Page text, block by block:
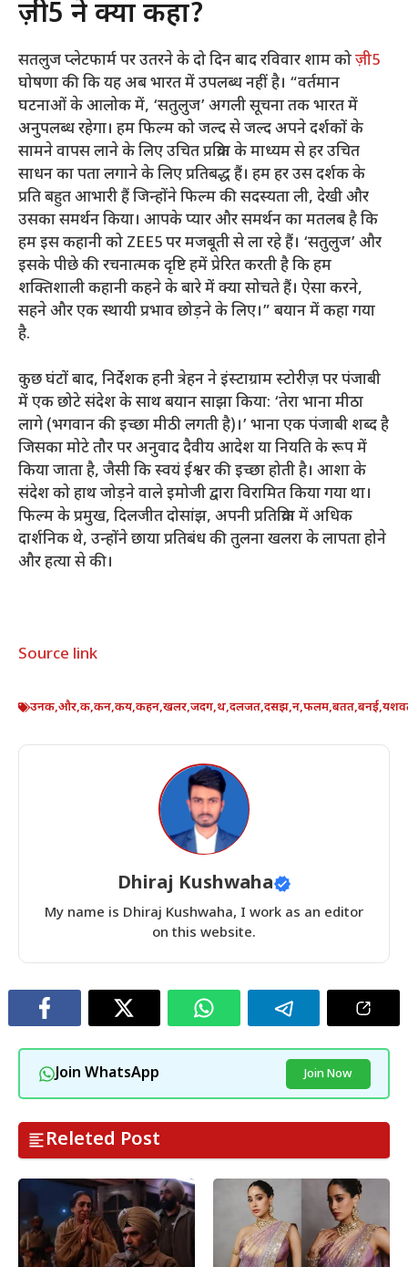
ज़ी5 ने क्या कहा?
सतलुज प्लेटफार्म पर उतरने के दो दिन बाद रविवार शाम कोज़ी5
घोषणा की कि यह अब भारत में उपलब्ध नहीं है। “वर्तमान
घटनाओं के आलोक में, ‘सतुलुज’ अगली सूचना तक भारत में
अनुपलब्ध रहेगा। हम फिल्म को जल्द से जल्द अपने दर्शकों के
सामने वापस लाने के लिए उचित प्रक्रिया के माध्यम से हर उचित
साधन का पता लगाने के लिए प्रतिबद्ध हैं। हम हर उस दर्शक के
प्रति बहुत आभारी हैं जिन्होंने फिल्म की सदस्यता ली, देखी और
उसका समर्थन किया। आपके प्यार और समर्थन का मतलब है कि
हम इस कहानी को ZEE5 पर मजबूती से ला रहे हैं। ‘सतुलुज’ और
इसके पीछे की रचनात्मक दृष्टि हमें प्रेरित करती है कि हम
शक्तिशाली कहानी कहने के बारे में क्या सोचते हैं। ऐसा करने,
सहने और एक स्थायी प्रभाव छोड़ने के लिए।” बयान में कहा गया
है.
कुछ घंटों बाद, निर्देशक हनी त्रेहन ने इंस्टाग्राम स्टोरीज़ पर पंजाबी
में एक छोटे संदेश के साथ बयान साझा किया: ‘तेरा भाना मीठा
लागे (भगवान की इच्छा मीठी लगती है)।’ भाना एक पंजाबी शब्द है
जिसका मोटे तौर पर अनुवाद दैवीय आदेश या नियति के रूप में
किया जाता है, जैसी कि स्वयं ईश्वर की इच्छा होती है। आशा के
संदेश को हाथ जोड़ने वाले इमोजी द्वारा विरामित किया गया था।
फिल्म के प्रमुख, दिलजीत दोसांझ, अपनी प्रतिक्रिया में अधिक
दार्शनिक थे, उन्होंने छाया प्रतिबंध की तुलना खलरा के लापता होने
और हत्या से की।
Source link
उनक,और,क,कन,कय,कहन,खलर,जदग,थ,दलजत,दसझ,न,फलम,बतत,बनई,
Dhiraj Kushwaha
My name is Dhiraj Kushwaha, I work as an editor
on this website.
Join WhatsApp Join Now
Releted Post